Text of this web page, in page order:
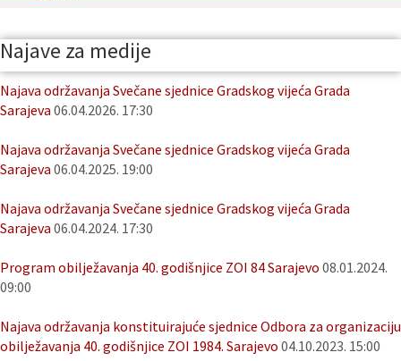
Najave za medije
Najava održavanja Svečane sjednice Gradskog vijeća Grada
Sarajeva 06.04.2026. 17:30
Najava održavanja Svečane sjednice Gradskog vijeća Grada
Sarajeva 06.04.2025. 19:00
Najava održavanja Svečane sjednice Gradskog vijeća Grada
Sarajeva 06.04.2024. 17:30
Program obilježavanja 40. godišnjice ZOI 84 Sarajevo 08.01.2024.
09:00
Najava održavanja konstituirajuće sjednice Odbora za organizaciju
obilježavanja 40. godišnjice ZOI 1984. Sarajevo 04.10.2023. 15:00